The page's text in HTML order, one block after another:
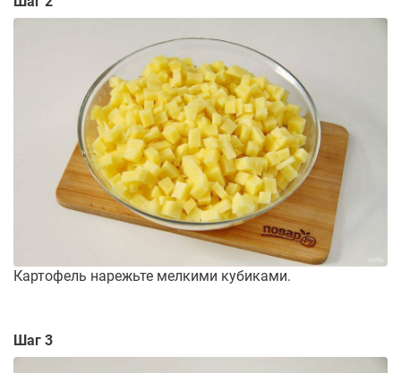
Картофель нарежьте мелкими кубиками.
Шаг 3